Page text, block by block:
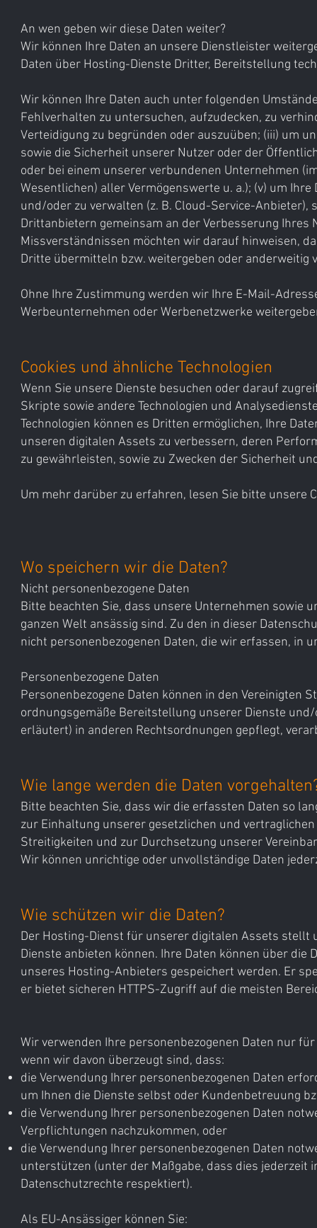
An wen geben wir diese Daten weiter?
Wir können Ihre Daten an unsere Dienstleister
Daten über Hosting-Dienste Dritter, Bereitstellung
Wir können Ihre Daten auch unter folgenden
Fehlverhalten zu untersuchen, aufzudecken, zu
Verteidigung zu begründen oder auszuüben; (iii) um
sowie die Sicherheit unserer Nutzer oder der
oder bei einem unserer verbundenen Unternehmen
Wesentlichen) aller Vermögenswerte u. a.); (v) um
und/oder zu verwalten (z. B. Cloud-Service-
Drittanbietern gemeinsam an der Verbesserung
Missverständnissen möchten wir darauf hinweisen,
Dritte übermitteln bzw. weitergeben oder anderweitig
Ohne Ihre Zustimmung werden wir Ihre E-Mail-
Werbeunternehmen oder Werbenetzwerke
Cookies und ähnliche Technologien
Wenn Sie unsere Dienste besuchen oder darauf
Skripte sowie andere Technologien und
Technologien können es Dritten ermöglichen, Ihre
unseren digitalen Assets zu verbessern, deren
zu gewährleisten, sowie zu Zwecken der Sicherheit
Um mehr darüber zu erfahren, lesen Sie bitte unsere
Wo speichern wir die Daten?
Nicht personenbezogene Daten
Bitte beachten Sie, dass unsere Unternehmen sowie
ganzen Welt ansässig sind. Zu den in dieser
nicht personenbezogenen Daten, die wir erfassen, in
Personenbezogene Daten
Personenbezogene Daten können in den Vereinigten
ordnungsgemäße Bereitstellung unserer Dienste
erläutert) in anderen Rechtsordnungen gepflegt,
Wie lange werden die Daten
Bitte beachten Sie, dass wir die erfassten Daten so
zur Einhaltung unserer gesetzlichen und
Streitigkeiten und zur Durchsetzung unserer
Wir können unrichtige oder unvollständige Daten
Wie schützen wir die Daten?
Der Hosting-Dienst für unserer digitalen Assets stellt
Dienste anbieten können. Ihre Daten können über
unseres Hosting-Anbieters gespeichert werden. Er
er bietet sicheren HTTPS-Zugriff auf die meisten
Wir verwenden Ihre personenbezogenen Daten nur
wenn wir davon überzeugt sind, dass:
die Verwendung Ihrer personenbezogenen Daten
um Ihnen die Dienste selbst oder Kundenbetreuung
die Verwendung Ihrer personenbezogenen Daten
Verpflichtungen nachzukommen, oder
die Verwendung Ihrer personenbezogenen Daten
unterstützen (unter der Maßgabe, dass dies
Datenschutzrechte respektiert).
Als EU-Ansässiger können Sie: